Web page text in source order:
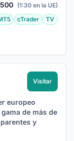
(1:30 en la UE)
cTrader TV
Visitar
europeo
de más de
y